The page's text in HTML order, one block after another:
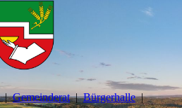
Gemeinderat Bürgerhalle